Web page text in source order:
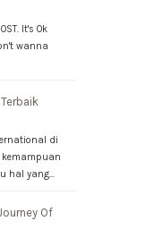
It's Ok
wanna
di
kemampuan
hal yang…
Of